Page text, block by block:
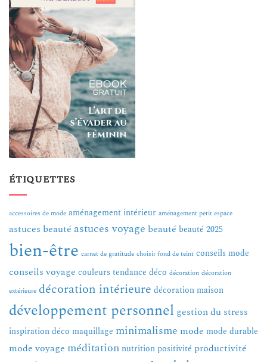
ÉTIQUETTES
accessoires de mode aménagement intérieur aménagement petit espace
astuces beauté astuces voyage beauté beauté 2025
bien-être carnet de gratitude choisir fond de teint conseils mode
conseils voyage couleurs tendance déco décoration décoration
extérieure décoration intérieure décoration maison
développement personnel gestion du stress
inspiration déco maquillage minimalisme mode mode durable
mode voyage méditationnutrition positivité productivité